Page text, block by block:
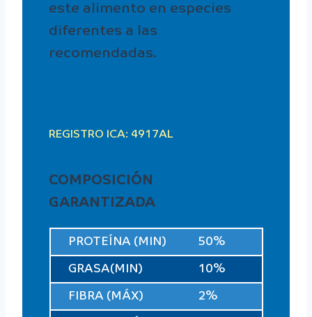
este alimento en especies
diferentes a las
recomendadas.
REGISTRO ICA: 4917AL
COMPOSICIÓN
GARANTIZADA
PROTEÍNA (MIN) 50%
GRASA(MIN) 10%
FIBRA (MÁX) 2%